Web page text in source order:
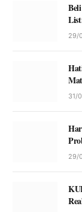
29/
31/
29/